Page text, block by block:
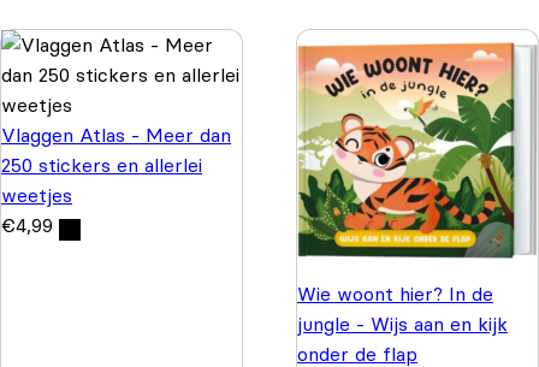
Vlaggen Atlas - Meer dan
250 stickers en allerlei
weetjes
€4,99
Wie woont hier? In de
jungle - Wijs aan en kijk
onder de flap